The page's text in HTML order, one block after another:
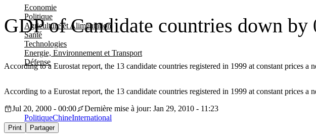
Economie
Politique
Agriculture et Alimentation
Santé
Technologies
Energie, Environnement et Transport
Défense
GDP of Candidate countries down by
According to a Eurostat report, the 13 candidate countries registered in 1999 at constant prices
According to a Eurostat report, the 13 candidate countries registered in 1999 at constant prices
Jul 20, 2000 - 00:00
Dernière mise à jour: Jan 29, 2010 - 11:23
PolitiqueChineInternational
Print Partager